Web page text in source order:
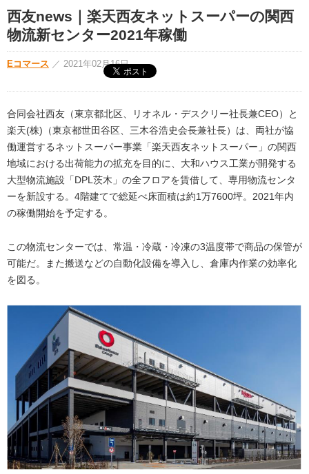
西友news｜楽天西友ネットスーパーの関西
物流新センター2021年稼働
Eコマース ／ 2021年02月16日
合同会社西友（東京都北区、リオネル・デスクリー社長兼CEO）と
楽天(株)（東京都世田谷区、三木谷浩史会長兼社長）は、両社が協
働運営するネットスーパー事業「楽天西友ネットスーパー」の関西
地域における出荷能力の拡充を目的に、大和ハウス工業が開発する
大型物流施設「DPL茨木」の全フロアを賃借して、専用物流センタ
ーを新設する。4階建てで総延べ床面積は約1万7600坪。2021年内
の稼働開始を予定する。
この物流センターでは、常温・冷蔵・冷凍の3温度帯で商品の保管が
可能だ。また搬送などの自動化設備を導入し、倉庫内作業の効率化
を図る。